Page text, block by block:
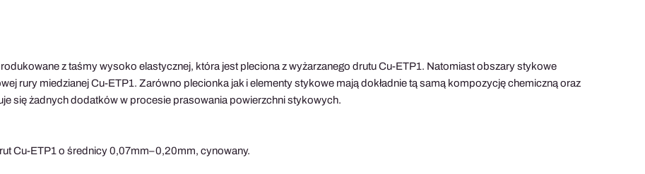
z taśmy wysoko elastycznej, która jest pleciona z wyżarzanego drutu Cu-ETP1. Natomiast obszary stykowe
rury miedzianej Cu-ETP1. Zarówno plecionka jak i elementy stykowe mają dokładnie tą samą kompozycję chemiczną oraz
się żadnych dodatków w procesie prasowania powierzchni stykowych.
Cu-ETP1 o średnicy 0,07mm–0,20mm, cynowany.